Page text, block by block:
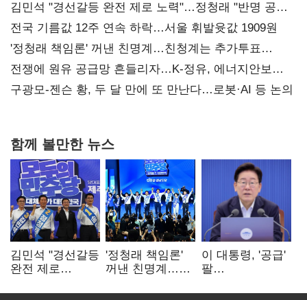
김민석 "경선갈등 완전 제로 노력"…정청래 "반명 공세
사과부터"
전국 기름값 12주 연속 하락…서울 휘발윳값 1909원
'정청래 책임론' 꺼낸 친명계…친청계는 추가투표
때리기
전쟁에 원유 공급망 흔들리자…K-정유, 에너지안보
핵심으로 재부상
구광모-젠슨 황, 두 달 만에 또 만난다…로봇·AI 등 논의
함께 볼만한 뉴스
김민석 "경선갈등
완전 제로
"반명 공세
'정청래 책임론'
꺼낸 친명계…
추가투표 때리기
이 대통령, '공급'
팔
여 내부선